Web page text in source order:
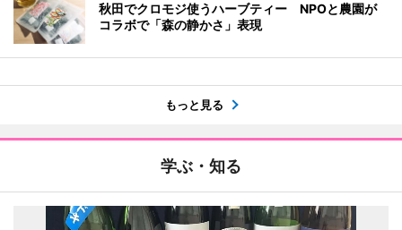
秋田でクロモジ使うハーブティー NPOと農園が
コラボで「森の静かさ」表現
もっと見る
学ぶ・知る